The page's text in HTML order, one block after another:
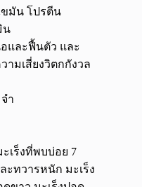
ขมัน โปรตีน
น
และฟื้นตัว และ
ามเสี่ยงวิตกกังวล
ำ
เร็งที่พบบ่อย 7
ะทวารหนัก มะเร็ง